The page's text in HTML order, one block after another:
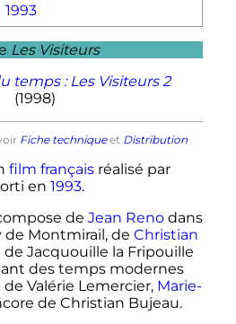
1993
Les Visiteurs
temps : Les Visiteurs 2
(1998)
Fiche techniqueet Distribution
film françaisréalisé par
en 1993.
de Jean Renodans
de Montmirail, de Christian
Jacquouille la Fripouille
des temps modernes
Valérie Lemercier, Marie-
de Christian Bujeau.